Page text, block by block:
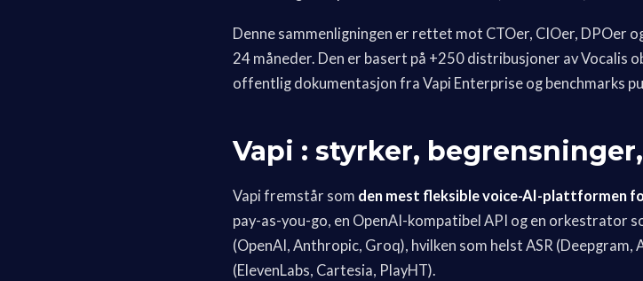
Denne sammenligningen er rettet mot CTOer, CIOer, DPOer
24 måneder. Den er basert på +250 distribusjoner av Vocalis
offentlig dokumentasjon fra Vapi Enterprise og benchmarks
Vapi : styrker,
Vapi fremstår som den mest fleksible voice-AI-plattformen
pay-as-you-go, en OpenAI-kompatibel API og en orkestrator
(OpenAI, Anthropic, Groq), hvilken som helst ASR (Deepgram,
(ElevenLabs, Cartesia, PlayHT).